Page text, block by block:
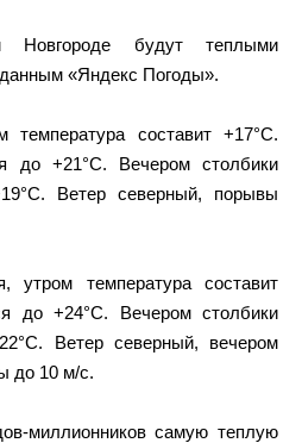
будут теплыми
«Яндекс Погоды».
составит +17°С.
до +21°С. Вечером столбики
Ветер северный, порывы
утром температура составит
до +24°С. Вечером столбики
Ветер северный, вечером
до 10 м/с.
миллионников самую теплую